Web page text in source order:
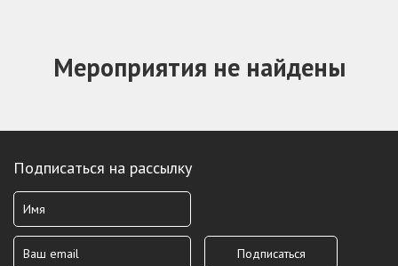
Мероприятия не найдены
Подписаться на рассылку